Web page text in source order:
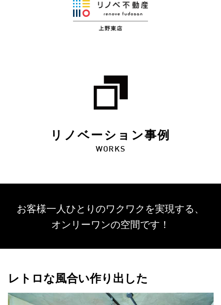
リノベーション事例
WORKS
お客様一人ひとりのワクワクを実現する、
オンリーワンの空間です！
レトロな風合い作り出した